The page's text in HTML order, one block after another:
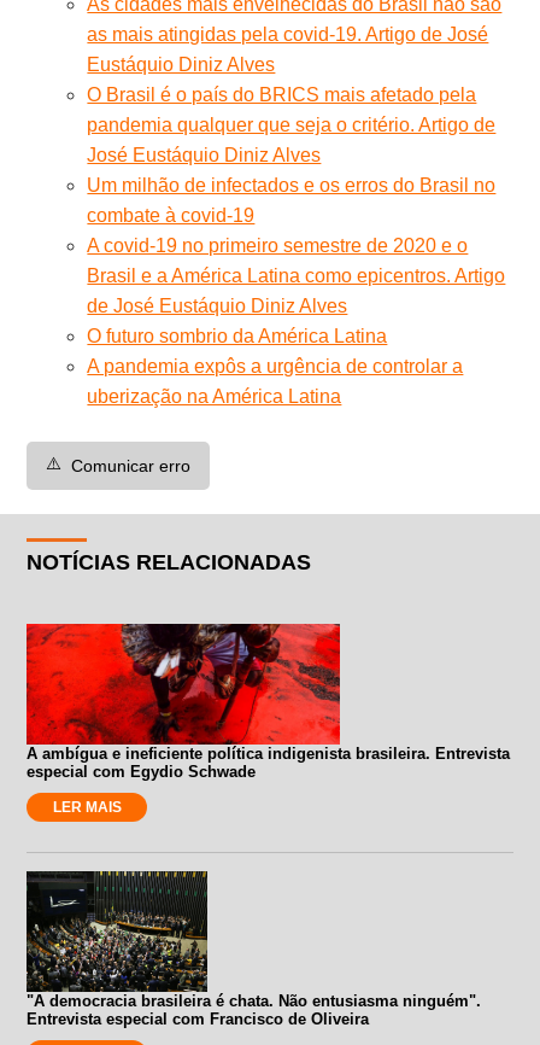
As cidades mais envelhecidas do Brasil não são
as mais atingidas pela covid-19. Artigo de José
Eustáquio Diniz Alves
O Brasil é o país do BRICS mais afetado pela
pandemia qualquer que seja o critério. Artigo de
José Eustáquio Diniz Alves
Um milhão de infectados e os erros do Brasil no
combate à covid-19
A covid-19 no primeiro semestre de 2020 e o
Brasil e a América Latina como epicentros. Artigo
de José Eustáquio Diniz Alves
O futuro sombrio da América Latina
A pandemia expôs a urgência de controlar a
uberização na América Latina
⚠️ Comunicar erro
NOTÍCIAS RELACIONADAS
A ambígua e ineficiente política indigenista brasileira. Entrevista
especial com Egydio Schwade
LER MAIS
"A democracia brasileira é chata. Não entusiasma ninguém".
Entrevista especial com Francisco de Oliveira